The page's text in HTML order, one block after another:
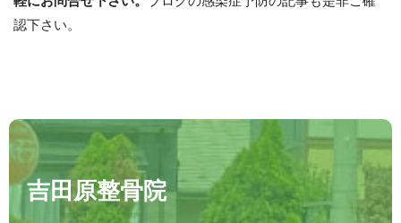
認下さい。
吉田原整骨院